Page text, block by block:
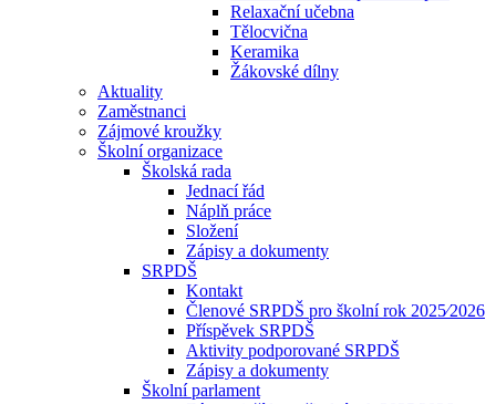
Relaxační učebna
Tělocvična
Keramika
Žákovské dílny
Aktuality
Zaměstnanci
Zájmové kroužky
Školní organizace
Školská rada
Jednací řád
Náplň práce
Složení
Zápisy a dokumenty
SRPDŠ
Kontakt
Členové SRPDŠ pro školní rok 2025⁄2026
Příspěvek SRPDŠ
Aktivity podporované SRPDŠ
Zápisy a dokumenty
Školní parlament